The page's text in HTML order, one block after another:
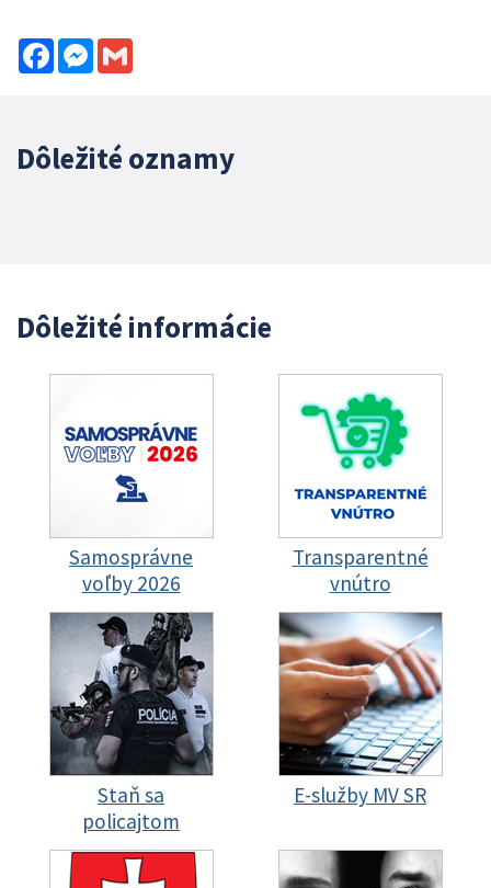
FacebookMessenger
Dôležité oznamy
Dôležité informácie
Samosprávne
voľby 2026
Transparentné
vnútro
Staň sa
policajtom
E-služby MV SR